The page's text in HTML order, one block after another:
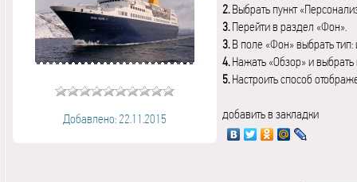
Добавлено: 22.11.2015
2.Выбрать пункт
3.Перейти в раздел «Фон».
3.В поле «Фон» выбрать
4.Нажать «Обзор» и выбрать
5.Настроить способ
добавить в закладки